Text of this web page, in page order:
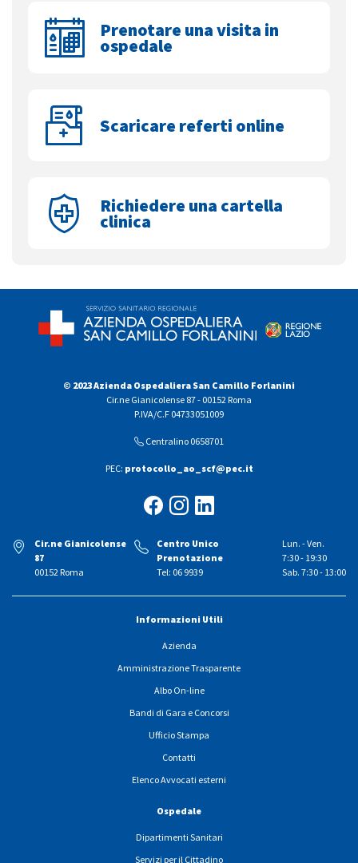
Prenotare una visita in
ospedale
Scaricare referti online
Richiedere una cartella
clinica
© 2023 Azienda Ospedaliera San Camillo Forlanini
Cir.ne Gianicolense 87 - 00152 Roma
P.IVA/C.F 04733051009
Centralino 0658701
PEC: protocollo_ao_scf@pec.it
Cir.ne Gianicolense
87
00152 Roma
Centro Unico
Prenotazione
Tel: 06 9939
Lun. - Ven.
7:30 - 19:30
Sab. 7:30 - 13:00
Informazioni Utili
Azienda
Amministrazione Trasparente
Albo On-line
Bandi di Gara e Concorsi
Ufficio Stampa
Contatti
Elenco Avvocati esterni
Ospedale
Dipartimenti Sanitari
Servizi per il Cittadino